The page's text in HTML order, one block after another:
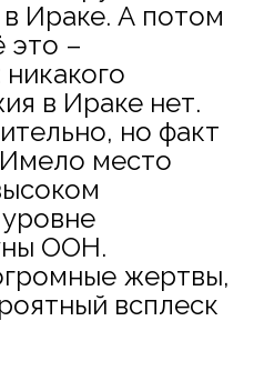
Ираке. А потом
это –
в Ираке нет.
но факт
место
ООН.
жертвы,
всплеск